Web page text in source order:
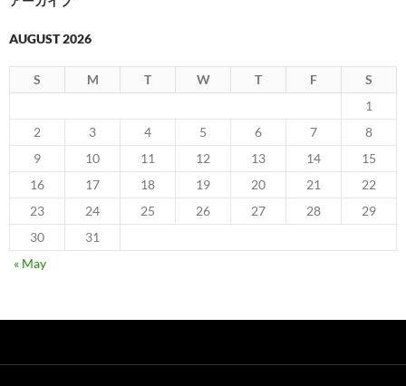
AUGUST 2026
S M T W T F
S
1
2
3 4 5 6 7
8
9
10 11 12 13 14
15
16
17 18 19 20 21
22
23
24 25 26 27 28
29
30
31
« May